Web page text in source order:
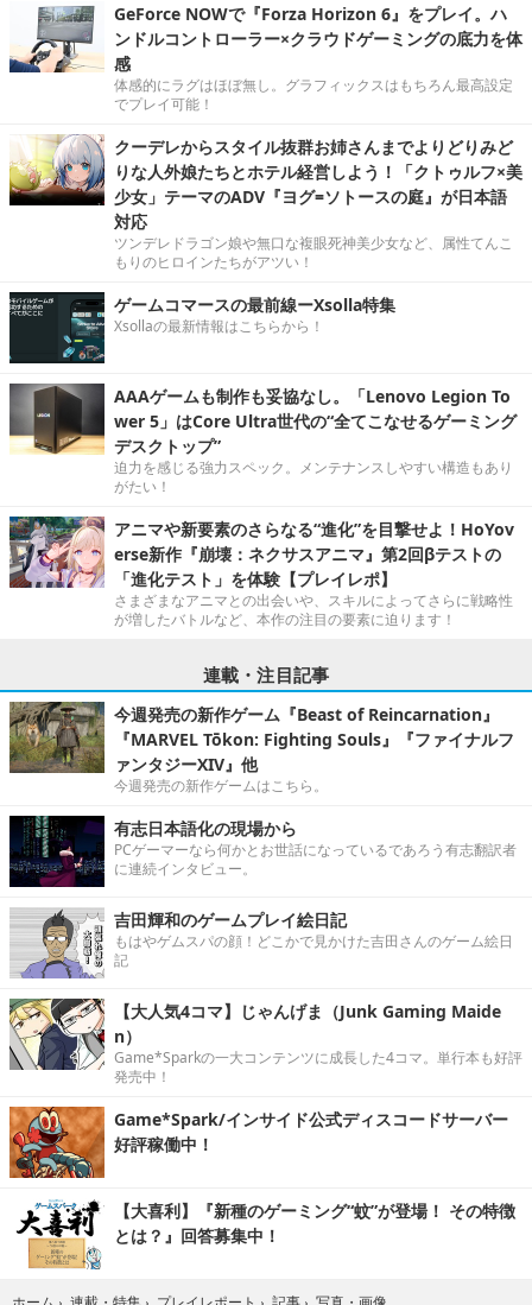
GeForce NOWで『Forza Horizon 6』をプレイ。ハ
ンドルコントローラー×クラウドゲーミングの底力を体
感
体感的にラグはほぼ無し。グラフィックスはもちろん最高設定
でプレイ可能！
クーデレからスタイル抜群お姉さんまでよりどりみど
りな人外娘たちとホテル経営しよう！「クトゥルフ×美
少女」テーマのADV『ヨグ=ソトースの庭』が日本語
対応
ツンデレドラゴン娘や無口な複眼死神美少女など、属性てんこ
もりのヒロインたちがアツい！
ゲームコマースの最前線ーXsolla特集
Xsollaの最新情報はこちらから！
AAAゲームも制作も妥協なし。「Lenovo Legion To
wer 5」はCore Ultra世代の“全てこなせるゲーミング
デスクトップ”
迫力を感じる強力スペック。メンテナンスしやすい構造もあり
がたい！
アニマや新要素のさらなる“進化”を目撃せよ！HoYov
erse新作『崩壊：ネクサスアニマ』第2回βテストの
「進化テスト」を体験【プレイレポ】
さまざまなアニマとの出会いや、スキルによってさらに戦略性
が増したバトルなど、本作の注目の要素に迫ります！
連載・注目記事
今週発売の新作ゲーム『Beast of Reincarnation』
『MARVEL Tōkon: Fighting Souls』『ファイナルフ
ァンタジーXIV』他
今週発売の新作ゲームはこちら。
有志日本語化の現場から
PCゲーマーなら何かとお世話になっているであろう有志翻訳者
に連続インタビュー。
吉田輝和のゲームプレイ絵日記
もはやゲムスパの顔！どこかで見かけた吉田さんのゲーム絵日
記
【大人気4コマ】じゃんげま（Junk Gaming Maide
n）
Game*Sparkの一大コンテンツに成長した4コマ。単行本も好評
発売中！
Game*Spark/インサイド公式ディスコードサーバー
好評稼働中！
【大喜利】『新種のゲーミング“蚊”が登場！ その特徴
とは？』回答募集中！
ホーム › 連載・特集 › プレイレポート › 記事 › 写真・画像